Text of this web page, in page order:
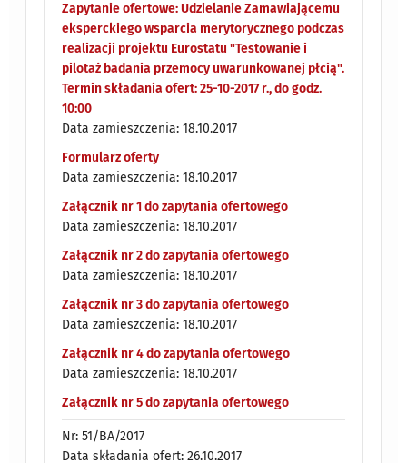
Zapytanie ofertowe: Udzielanie Zamawiającemu
eksperckiego wsparcia merytorycznego podczas
realizacji projektu Eurostatu "Testowanie i
pilotaż badania przemocy uwarunkowanej płcią".
Termin składania ofert: 25-10-2017 r., do godz.
10:00
Data zamieszczenia: 18.10.2017
Formularz oferty
Data zamieszczenia: 18.10.2017
Załącznik nr 1 do zapytania ofertowego
Data zamieszczenia: 18.10.2017
Załącznik nr 2 do zapytania ofertowego
Data zamieszczenia: 18.10.2017
Załącznik nr 3 do zapytania ofertowego
Data zamieszczenia: 18.10.2017
Załącznik nr 4 do zapytania ofertowego
Data zamieszczenia: 18.10.2017
Załącznik nr 5 do zapytania ofertowego
Nr: 51/BA/2017
Data składania ofert: 26.10.2017